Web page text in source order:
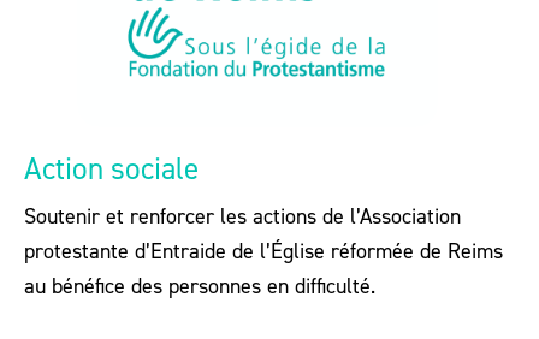
Action sociale
Soutenir et renforcer les actions de l’Association
protestante d’Entraide de l’Église réformée de Reims
au bénéfice des personnes en difficulté.